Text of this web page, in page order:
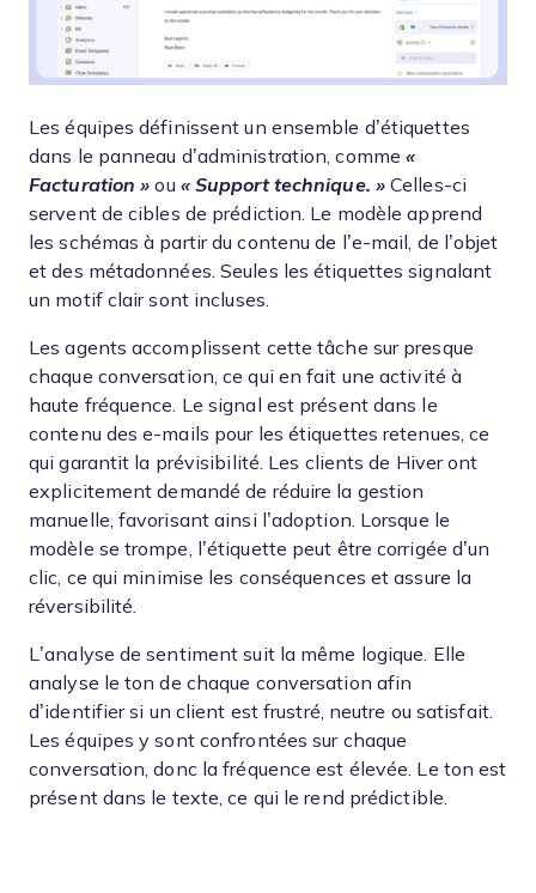
Les équipes définissent un ensemble d’étiquettes
dans le panneau d’administration, comme «
Facturation » ou « Support technique. »Celles-ci
servent de cibles de prédiction. Le modèle apprend
les schémas à partir du contenu de l’e-mail, de l’objet
et des métadonnées. Seules les étiquettes signalant
un motif clair sont incluses.
Les agents accomplissent cette tâche sur presque
chaque conversation, ce qui en fait une activité à
haute fréquence. Le signal est présent dans le
contenu des e-mails pour les étiquettes retenues, ce
qui garantit la prévisibilité. Les clients de Hiver ont
explicitement demandé de réduire la gestion
manuelle, favorisant ainsi l’adoption. Lorsque le
modèle se trompe, l’étiquette peut être corrigée d’un
clic, ce qui minimise les conséquences et assure la
réversibilité.
L’analyse de sentiment suit la même logique. Elle
analyse le ton de chaque conversation afin
d’identifier si un client est frustré, neutre ou satisfait.
Les équipes y sont confrontées sur chaque
conversation, donc la fréquence est élevée. Le ton est
présent dans le texte, ce qui le rend prédictible.